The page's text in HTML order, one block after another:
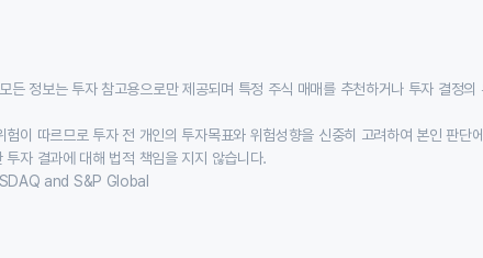
든 정보는 투자 참고용으로만 제공되며 특정 주식 매매를 추천하거나 투자 결정의
이 따르므로 투자 전 개인의 투자목표와 위험성향을 신중히 고려하여 본인 판단
투자 결과에 대해 법적 책임을 지지 않습니다.
and S&P Global